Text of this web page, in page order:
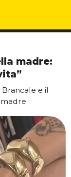
madre:
e il